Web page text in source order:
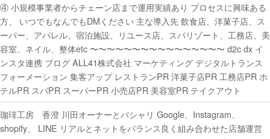
④ 小規模事業者からチェーン店まで運用実績あり プロセスに興味ある
方、 いつでもなんでもDMください 主な導入先 飲食店、洋菓子店、ス
ーパー、アパレル、宿泊施設、リユース店、スパリゾート、工務店、美
容室、ネイル、整体etc 〜〜〜〜〜〜〜〜〜〜〜〜〜〜〜〜 d2c dx イ
ンスタ連携 ブログ ALL41株式会社 マーケティング デジタルトランス
フォーメーション 集客アップ レストランPR 洋菓子店PR 工務店PR ホ
テルPR スパPR スーパーPR 小売店PR 美容室PR テイクアウト
珈琲工房 香澄 川田オーナーとパシャリ Google、Instagram、
shopify、 LINE リアルとネットをバランス良く組み合わせた店舗運営